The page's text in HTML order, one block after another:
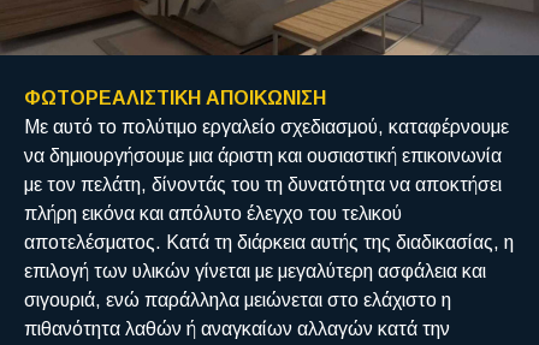
ΦΩΤΟΡΕΑΛΙΣΤΙΚΗ ΑΠΟΙΚΩΝΙΣΗ
Με αυτό το πολύτιμο εργαλείο σχεδιασμού, καταφέρνουμε
να δημιουργήσουμε μια άριστη και ουσιαστική επικοινωνία
με τον πελάτη, δίνοντάς του τη δυνατότητα να αποκτήσει
πλήρη εικόνα και απόλυτο έλεγχο του τελικού
αποτελέσματος. Κατά τη διάρκεια αυτής της διαδικασίας, η
επιλογή των υλικών γίνεται με μεγαλύτερη ασφάλεια και
σιγουριά, ενώ παράλληλα μειώνεται στο ελάχιστο η
πιθανότητα λαθών ή αναγκαίων αλλαγών κατά την